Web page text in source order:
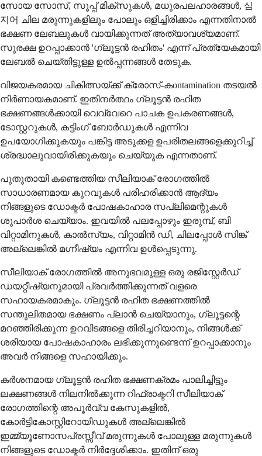
സോയ സോസ്, സൂപ്പ് മിക്‌സുകള്‍, മധുരപലഹാരങ്ങള്‍, 심
지어 ചില മരുന്നുകളിലും പോലും ഒളിച്ചിരിക്കാം എന്നതിനാല്‍
ഭക്ഷണ ലേബലുകള്‍ വായിക്കുന്നത് അത്യാവശ്യമാണ്.
സുരക്ഷ ഉറപ്പാക്കാന്‍ 'ഗ്ലൂട്ടന്‍ രഹിതം' എന്ന് പ്രത്യേകമായി
ലേബല്‍ ചെയ്തിട്ടുള്ള ഉല്‍പ്പന്നങ്ങള്‍ തേടുക.
വിജയകരമായ ചികിത്സയ്ക്ക് ക്രോസ്-കontamination തടയല്‍
നിര്‍ണായകമാണ്. ഇതിനര്‍ത്ഥം ഗ്ലൂട്ടന്‍ രഹിത
ഭക്ഷണങ്ങള്‍ക്കായി വെവ്വേറെ പാചക ഉപകരണങ്ങള്‍,
ടോസ്റ്ററുകള്‍, കട്ടിംഗ് ബോര്‍ഡുകള്‍ എന്നിവ
ഉപയോഗിക്കുകയും പങ്കിട്ട അടുക്കള ഉപരിതലങ്ങളെക്കുറിച്ച്
ശ്രദ്ധാലുവായിരിക്കുകയും ചെയ്യുക എന്നതാണ്.
പുതുതായി കണ്ടെത്തിയ സീലിയാക് രോഗത്തില്‍
സാധാരണമായ കുറവുകള്‍ പരിഹരിക്കാന്‍ ആദ്യം
നിങ്ങളുടെ ഡോക്ടര്‍ പോഷകാഹാര സപ്ലിമെന്റുകള്‍
ശുപാര്‍ശ ചെയ്യാം. ഇവയില്‍ പലപ്പോഴും ഇരുമ്പ്, ബി
വിറ്റാമിനുകള്‍, കാല്‍സ്യം, വിറ്റാമിന്‍ ഡി, ചിലപ്പോള്‍ സിങ്ക്
അല്ലെങ്കില്‍ മഗ്നീഷ്യം എന്നിവ ഉള്‍പ്പെടുന്നു.
സീലിയാക് രോഗത്തില്‍ അനുഭവമുള്ള ഒരു രജിസ്റ്റേര്‍ഡ്
ഡയറ്റീഷ്യനുമായി പ്രവര്‍ത്തിക്കുന്നത് വളരെ
സഹായകരമാകും. ഗ്ലൂട്ടന്‍ രഹിത ഭക്ഷണത്തില്‍
സന്തുലിതമായ ഭക്ഷണം പ്ലാന്‍ ചെയ്യാനും, ഗ്ലൂട്ടന്റെ
മറഞ്ഞിരിക്കുന്ന ഉറവിടങ്ങളെ തിരിച്ചറിയാനും, നിങ്ങള്‍ക്ക്
ശരിയായ പോഷകാഹാരം ലഭിക്കുന്നുണ്ടെന്ന് ഉറപ്പാക്കാനും
അവര്‍ നിങ്ങളെ സഹായിക്കും.
കര്‍ശനമായ ഗ്ലൂട്ടന്‍ രഹിത ഭക്ഷണക്രമം പാലിച്ചിട്ടും
ലക്ഷണങ്ങള്‍ നിലനില്‍ക്കുന്ന റിഫ്രാക്ടറി സീലിയാക്
രോഗത്തിന്റെ അപൂര്‍വ്വ കേസുകളില്‍,
കോര്‍ട്ടികോസ്റ്റിറോയിഡുകള്‍ അല്ലെങ്കില്‍
ഇമ്മ്യൂണോസപ്രസ്സീവ് മരുന്നുകള്‍ പോലുള്ള മരുന്നുകള്‍
നിങ്ങളുടെ ഡോക്ടര്‍ നിര്‍ദ്ദേശിക്കാം. ഇതിന് ഒരു